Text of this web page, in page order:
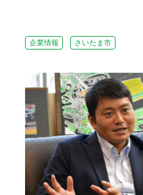
企業情報 さいたま市